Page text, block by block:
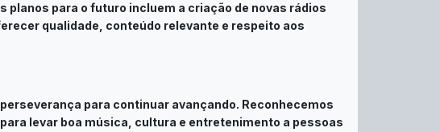
para o futuro incluem a criação de novas rádios
qualidade, conteúdo relevante e respeito aos
para continuar avançando. Reconhecemos
levar boa música, cultura e entretenimento a pessoas